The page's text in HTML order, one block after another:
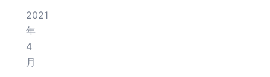
2021
年
4
月